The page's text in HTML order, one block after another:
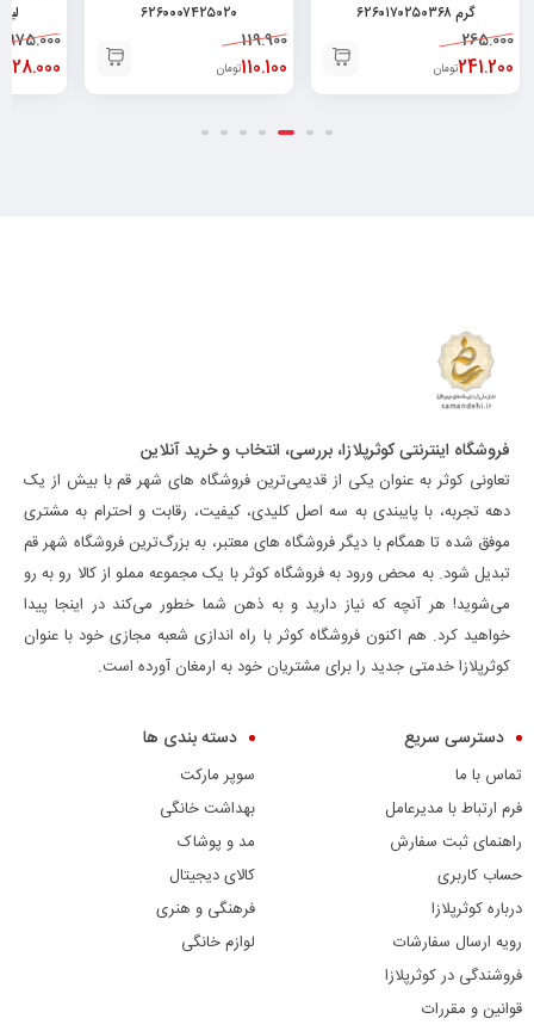
گرم ۶۲۶۰۱۷۰۲۵۰۳۶۸
265.000
241.200تومان
۶۲۶۰۰۰۷۴۲۵۰۲۰
119.900
110.100تومان
لیتر
975.000
828.000
فروشگاه اینترنتی کوثرپلازا، بررسی، انتخاب و خرید آنلاین
تعاونی کوثر به عنوان یکی از قدیمی‌ترین فروشگاه های شهر قم با بیش از یک
دهه تجربه، با پایبندی به سه اصل کلیدی، کیفیت، رقابت و احترام به مشتری
موفق شده تا همگام با دیگر فروشگاه های معتبر، به بزرگ‌ترین فروشگاه شهر قم
تبدیل شود. به محض ورود به فروشگاه کوثر با یک مجموعه مملو از کالا رو به رو
می‌شوید! هر آنچه که نیاز دارید و به ذهن شما خطور می‌کند در اینجا پیدا
خواهید کرد. هم اکنون فروشگاه کوثر با راه اندازی شعبه مجازی خود با عنوان
کوثرپلازا خدمتی جدید را برای مشتریان خود به ارمغان آورده است.
دسترسی سریع
تماس با ما
فرم ارتباط با مدیرعامل
راهنمای ثبت سفارش
حساب کاربری
درباره کوثرپلازا
رویه ارسال سفارشات
فروشندگی در کوثرپلازا
قوانین و مقررات
دسته بندی ها
سوپر مارکت
بهداشت خانگی
مد و پوشاک
کالای دیجیتال
فرهنگی و هنری
لوازم خانگی